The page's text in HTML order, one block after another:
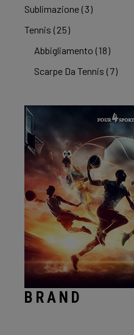
Sublimazione (3)
Tennis (25)
Abbigliamento (18)
Scarpe Da Tennis (7)
BRAND